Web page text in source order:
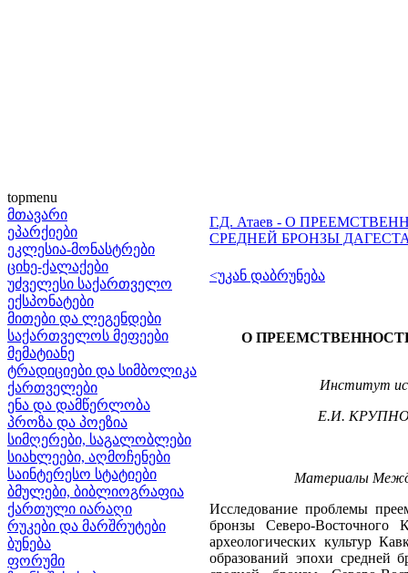
topmenu
მთავარი
ეპარქიები
ეკლესია-მონასტრები
ციხე-ქალაქები
უძველესი საქართველო
ექსპონატები
მითები და ლეგენდები
საქართველოს მეფეები
მემატიანე
ტრადიციები და სიმბოლიკა
ქართველები
ენა და დამწერლობა
პროზა და პოეზია
სიმღერები, საგალობლები
სიახლეები, აღმოჩენები
საინტერესო სტატიები
ბმულები, ბიბლიოგრაფია
ქართული იარაღი
რუკები და მარშრუტები
ბუნება
ფორუმი
Г.Д. Атаев - О
СРЕДНЕЙ БРОНЗЫ
<უკან დაბრუნება
О
Институт
Е.И.
Материалы
Исследование проблемы
бронзы Северо-Восточного
археологических культур
образований эпохи средней